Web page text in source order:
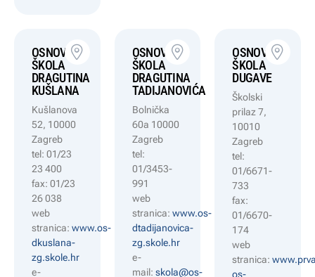
OSNOVNA
ŠKOLA
DRAGUTINA
KUŠLANA
Kušlanova
52, 10000
Zagreb
tel: 01/23
23 400
fax: 01/23
26 038
web
stranica: www.os-
dkuslana-
zg.skole.hr
e-
OSNOVNA
ŠKOLA
DRAGUTINA
TADIJANOVIĆA
Bolnička
60a 10000
Zagreb
tel:
01/3453-
991
web
stranica: www.os-
dtadijanovica-
zg.skole.hr
e-
mail: skola@os-
OSNOVNA
ŠKOLA
DUGAVE
Školski
prilaz 7,
10010
Zagreb
tel:
01/6671-
733
fax:
01/6670-
174
web
stranica:
os-